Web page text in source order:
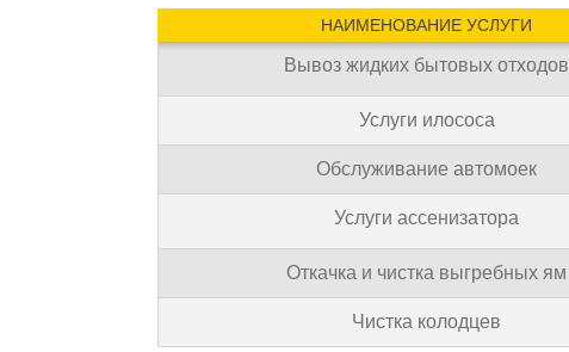
НАИМЕНОВАНИЕ УСЛУГИ
Вывоз жидких бытовых отходов
Услуги илососа
Обслуживание автомоек
Услуги ассенизатора
Откачка и чистка выгребных ям
Чистка колодцев